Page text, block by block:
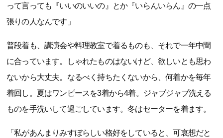
って言っても『いいのいいの』とか『いらんいらん』の一点
張りの人なんです」
普段着も、講演会や料理教室で着るものも、それで一年中間
に合っています。しゃれたものはないけど、欲しいとも思わ
ないから大丈夫。なるべく持ちたくないから、何着かを毎年
着回し。夏はワンピースを3着から4着。ジャブジャブ洗える
ものを手洗いして過ごしています。冬はセーターを着ます。
「私があんまりみすぼらしい格好をしていると、可哀想だと